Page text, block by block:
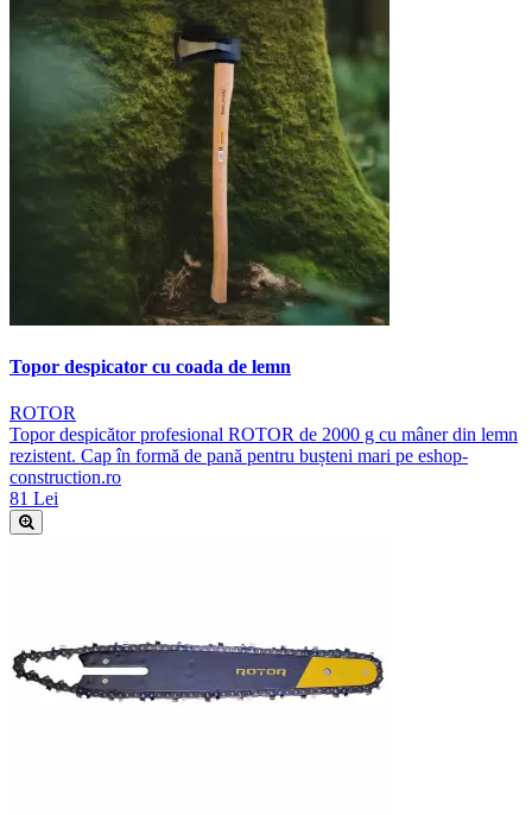
Topor despicator cu coada de lemn
ROTOR
Topor despicător profesional ROTOR de 2000 g cu mâner din lemn
rezistent. Cap în formă de pană pentru bușteni mari pe eshop-
construction.ro
81 Lei